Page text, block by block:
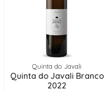
Quinta do Javali
Quinta do Javali Branco
2022